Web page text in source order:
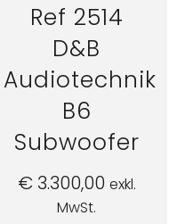
Ref 2514
D&B
Audiotechnik
B6
Subwoofer
€3.300,00 exkl.
MwSt.